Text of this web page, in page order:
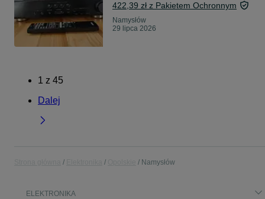
422,39 zł z Pakietem Ochronnym
Namysłów
29 lipca 2026
1 z 45
Dalej
Namysłów
ELEKTRONIKA